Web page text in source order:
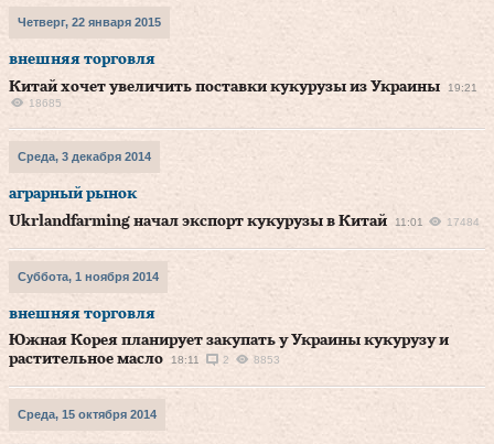
Четверг, 22 января 2015
внешняя торговля
Китай хочет увеличить поставки кукурузы из Украины
19:21
18685
Среда, 3 декабря 2014
аграрный рынок
Ukrlandfarming начал экспорт кукурузы в Китай
11:01 17484
Суббота, 1 ноября 2014
внешняя торговля
Южная Корея планирует закупать у Украины кукурузу и
растительное масло
18:11 2 8853
Среда, 15 октября 2014